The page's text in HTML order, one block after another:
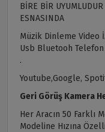
BİRE BİR
ESNASINDA
Müzik Dinleme Video
Usb Bluetooh
.
Youtube,Google,
Geri Görüş Kamera
Her Aracın 50 Farklı
Modeline Hızına